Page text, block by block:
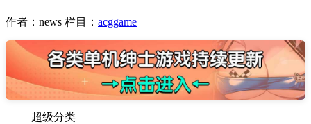
作者：news 栏目： acggame
超级分类